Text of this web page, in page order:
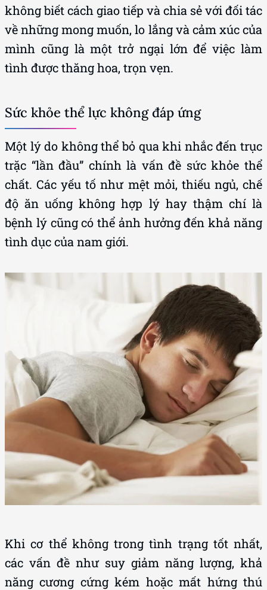
không biết cách giao tiếp và chia sẻ với đối tác
về những mong muốn, lo lắng và cảm xúc của
mình cũng là một trở ngại lớn để việc làm
tình được thăng hoa, trọn vẹn.
Sức khỏe thể lực không đáp ứng
Một lý do không thể bỏ qua khi nhắc đến trục
trặc “lần đầu” chính là vấn đề sức khỏe thể
chất. Các yếu tố như mệt mỏi, thiếu ngủ, chế
độ ăn uống không hợp lý hay thậm chí là
bệnh lý cũng có thể ảnh hưởng đến khả năng
tình dục của nam giới.
Khi cơ thể không trong tình trạng tốt nhất,
các vấn đề như suy giảm năng lượng, khả
năng cương cứng kém hoặc mất hứng thú